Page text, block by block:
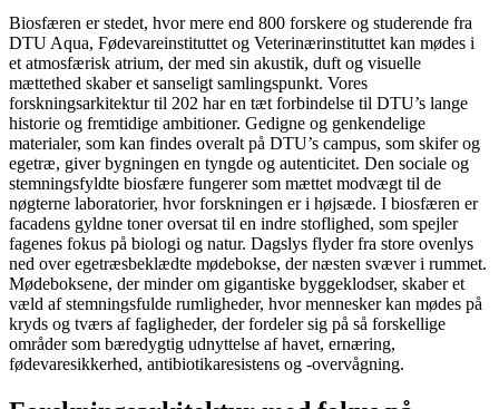
Biosfæren er stedet, hvor mere end 800 forskere og studerende fra
DTU Aqua, Fødevareinstituttet og Veterinærinstituttet kan mødes i
et atmosfærisk atrium, der med sin akustik, duft og visuelle
mættethed skaber et sanseligt samlingspunkt. Vores
forskningsarkitektur til 202 har en tæt forbindelse til DTU’s lange
historie og fremtidige ambitioner. Gedigne og genkendelige
materialer, som kan findes overalt på DTU’s campus, som skifer og
egetræ, giver bygningen en tyngde og autenticitet. Den sociale og
stemningsfyldte biosfære fungerer som mættet modvægt til de
nøgterne laboratorier, hvor forskningen er i højsæde. I biosfæren er
facadens gyldne toner oversat til en indre stoflighed, som spejler
fagenes fokus på biologi og natur. Dagslys flyder fra store ovenlys
ned over egetræsbeklædte mødebokse, der næsten svæver i rummet.
Mødeboksene, der minder om gigantiske byggeklodser, skaber et
væld af stemningsfulde rumligheder, hvor mennesker kan mødes på
kryds og tværs af fagligheder, der fordeler sig på så forskellige
områder som bæredygtig udnyttelse af havet, ernæring,
fødevaresikkerhed, antibiotikaresistens og -overvågning.